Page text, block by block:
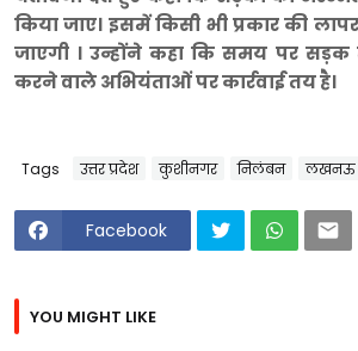
किया जाए। इसमें किसी भी प्रकार की
जाएगी । उन्होंने कहा कि समय पर
करने वाले अभियंताओं पर कार्रवाई तय है।
Tags उत्तर प्रदेश कुशीनगर निलंबन लखनऊ
Facebook
YOU MIGHT LIKE